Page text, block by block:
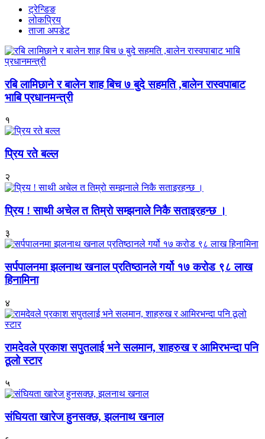
ट्रेन्डिङ
लोकप्रिय
ताजा अपडेट
रबि लामिछाने र बालेन शाह बिच ७ बुदे सहमति ,बालेन रास्वपाबाट
भाबि प्रधानमन्त्री
१
प्रिय रते बल्ल
२
प्रिय ! साथी अचेल त तिम्रो सम्झनाले निकै सताइरहन्छ ।
३
सर्पपालनमा झलनाथ खनाल प्रतिष्ठानले गर्यो १७ करोड ९८ लाख
हिनामिना
४
रामदेवले प्रकाश सपुतलाई भने सलमान, शाहरुख र आमिरभन्दा पनि
ठूलो स्टार
५
संघियता खारेज हुनसक्छ, झलनाथ खनाल